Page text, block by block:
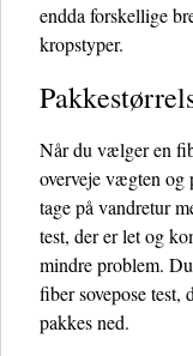
endda forskellige
kropstyper.
Når du vælger en
overveje vægten og
tage på vandretur
test, der er let og
mindre problem.
fiber sovepose test,
pakkes ned.